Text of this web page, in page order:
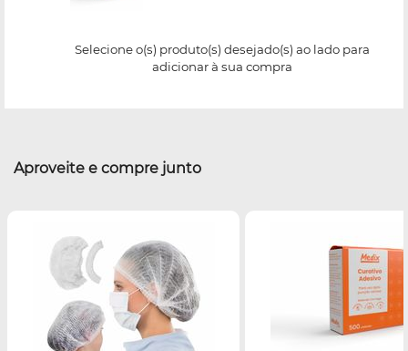
Selecione o(s) produto(s) desejado(s) ao lado para
adicionar à sua compra
Aproveite e compre junto